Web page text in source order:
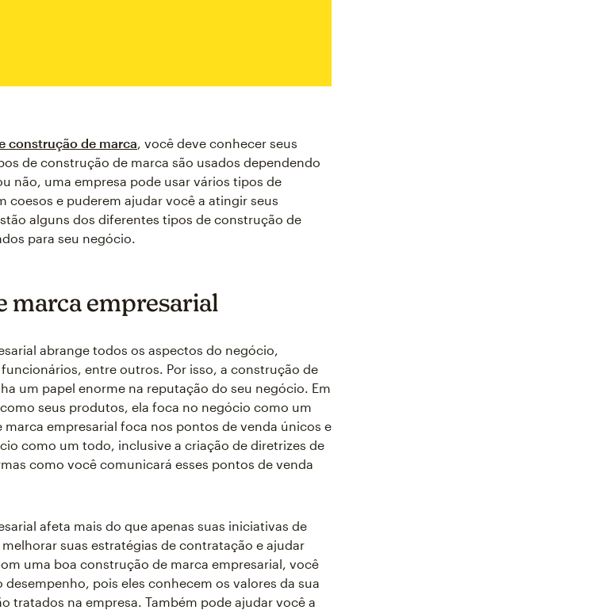
construção de marca, você deve conhecer seus
de construção de marca são usados dependendo
não, uma empresa pode usar vários tipos de
coesos e puderem ajudar você a atingir seus
alguns dos diferentes tipos de construção de
para seu negócio.
marca empresarial
abrange todos os aspectos do negócio,
entre outros. Por isso, a construção de
um papel enorme na reputação do seu negócio. Em
seus produtos, ela foca no negócio como um
empresarial foca nos pontos de venda únicos e
como um todo, inclusive a criação de diretrizes de
como você comunicará esses pontos de venda
afeta mais do que apenas suas iniciativas de
suas estratégias de contratação e ajudar
uma boa construção de marca empresarial, você
pois eles conhecem os valores da sua
tratados na empresa. Também pode ajudar você a